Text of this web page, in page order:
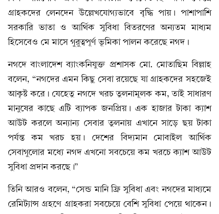
গ্রাহকদের লেনদেন উল্লেখযোগ্যভাবে বৃদ্ধি পায়। পাশাপাশি
সরকারি ভাতা ও আর্থিক সুবিধা বিতরণের অন্যতম মাধ্যম
হিসেবেও মে মাসে গুরুত্বপূর্ণ ভূমিকা পালন করেছে নগদ।
নগদে বাংলাদেশ ব্যাংকনিযুক্ত প্রশাসক মো. মোতাছিম বিল্লাহ
বলেন, “নগদের এমন কিছু সেবা রয়েছে যা গ্রাহকদের সহজেই
আকৃষ্ট করে। যেহেতু নগদে খরচ তুলনামূলক কম, তাই সাধারণ
মানুষের কাছে এটি ব্যাপক জনপ্রিয়। এক হাজার টাকা ক্যাশ
আউট করলে অন্যান্য সেবার তুলনায় এখানে সাড়ে ছয় টাকা
পর্যন্ত কম খরচ হয়। দেশের বিদ্যমান মোবাইল আর্থিক
সেবাগুলোর মধ্যে নগদ এখনো সবচেয়ে কম খরচে ক্যাশ আউট
সুবিধা প্রদান করছে।”
তিনি আরও বলেন, “সেন্ড মানি ফ্রি সুবিধা এবং নগদের মাধ্যমে
রেমিট্যান্স গ্রহণে গ্রাহকরা সবচেয়ে বেশি সুবিধা পেয়ে থাকেন।